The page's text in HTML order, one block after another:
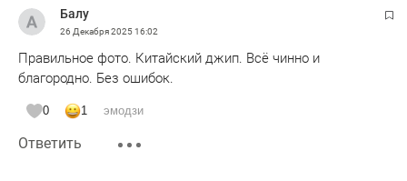
Балу
26 Декабря 202516:02
Правильное фото. Китайский джип. Всё чинно и
благородно. Без ошибок.
0 1 эмодзи
Ответить